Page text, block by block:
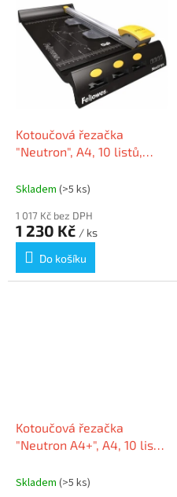
Kotoučová řezačka
"Neutron", A4, 10 listů,
Skladem (>5 ks)
1 017 Kč bez DPH
1 230 Kč / ks
Do košíku
Kotoučová řezačka
"Neutron A4+", A4, 10 listů,
Skladem (>5 ks)